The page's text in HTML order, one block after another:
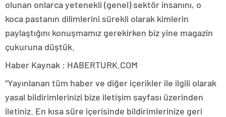
olunan onlarca yetenekli (genel) sektör insanını, o
koca pastanın dilimlerini sürekli olarak kimlerin
paylaştığını konuşmamız gerekirken biz yine magazin
çukuruna düştük.
Haber Kaynak : HABERTURK.COM
“Yayınlanan tüm haber ve diğer içerikler ile ilgili olarak
yasal bildirimlerinizi bize iletişim sayfası üzerinden
iletiniz. En kısa süre içerisinde bildirimlerinize geri